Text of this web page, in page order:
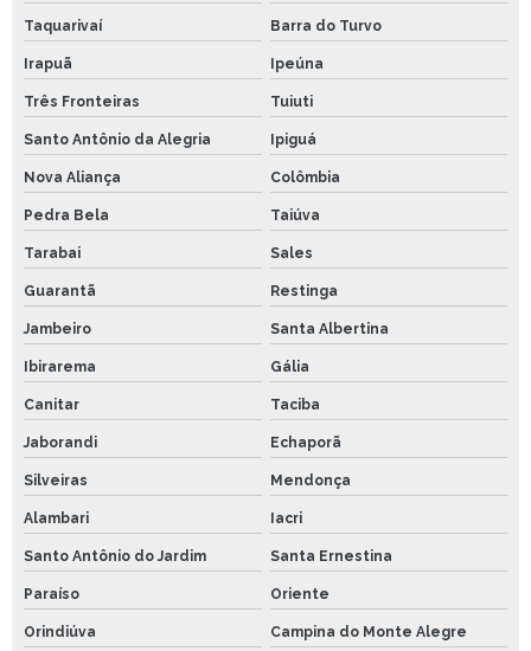
Taquarivaí Barra do Turvo
Irapuã Ipeúna
Três Fronteiras Tuiuti
Santo Antônio da Alegria Ipiguá
Nova Aliança Colômbia
Pedra Bela Taiúva
Tarabai Sales
Guarantã Restinga
Jambeiro Santa Albertina
Ibirarema Gália
Canitar Taciba
Jaborandi Echaporã
Silveiras Mendonça
Alambari Iacri
Santo Antônio do Jardim Santa Ernestina
Paraíso Oriente
Orindiúva Campina do Monte Alegre